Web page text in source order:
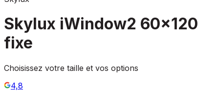
Skylux iWindow2 60x120
fixe
Choisissez votre taille et vos options
4,8